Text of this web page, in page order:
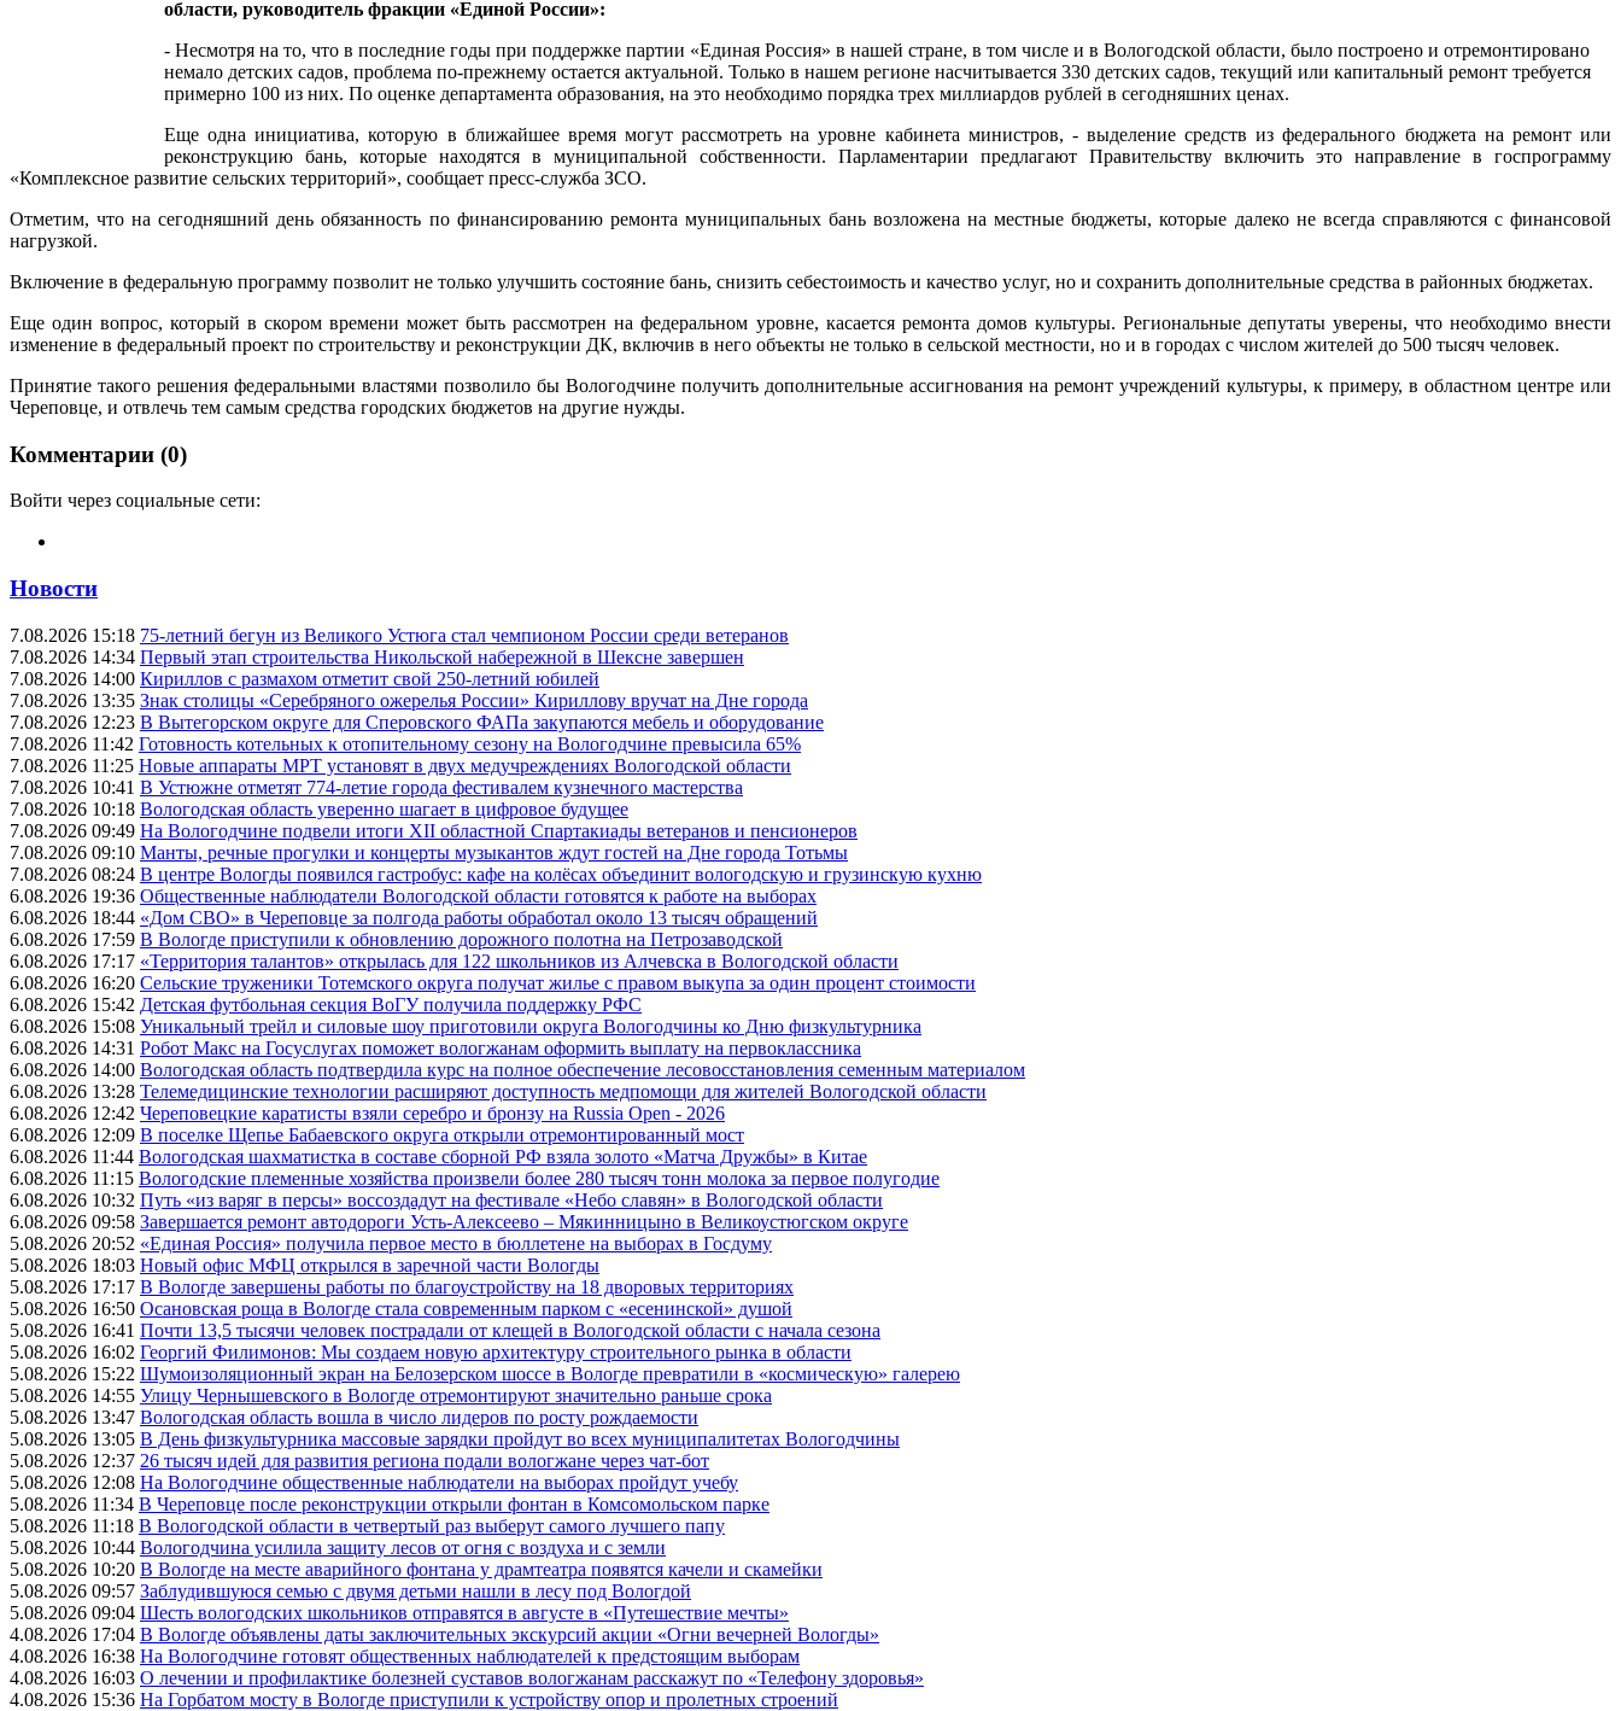
области, руководитель фракции «Единой России»:
- Несмотря на то, что в последние годы при поддержке партии «Единая Россия» в нашей стране, в том числе и в Вологодской области, было построено и отремонтировано
немало детских садов, проблема по-прежнему остается актуальной. Только в нашем регионе насчитывается 330 детских садов, текущий или капитальный ремонт требуется
примерно 100 из них. По оценке департамента образования, на это необходимо порядка трех миллиардов рублей в сегодняшних ценах.
Еще одна инициатива, которую в ближайшее время могут рассмотреть на уровне кабинета министров, - выделение средств из федерального бюджета на ремонт или
реконструкцию бань, которые находятся в муниципальной собственности. Парламентарии предлагают Правительству включить это направление в госпрограмму
«Комплексное развитие сельских территорий», сообщает пресс-служба ЗСО.
Отметим, что на сегодняшний день обязанность по финансированию ремонта муниципальных бань возложена на местные бюджеты, которые далеко не всегда справляются с финансовой
нагрузкой.
Включение в федеральную программу позволит не только улучшить состояние бань, снизить себестоимость и качество услуг, но и сохранить дополнительные средства в районных бюджетах.
Еще один вопрос, который в скором времени может быть рассмотрен на федеральном уровне, касается ремонта домов культуры. Региональные депутаты уверены, что необходимо внести
изменение в федеральный проект по строительству и реконструкции ДК, включив в него объекты не только в сельской местности, но и в городах с числом жителей до 500 тысяч человек.
Принятие такого решения федеральными властями позволило бы Вологодчине получить дополнительные ассигнования на ремонт учреждений культуры, к примеру, в областном центре или
Череповце, и отвлечь тем самым средства городских бюджетов на другие нужды.
Комментарии (0)
Войти через социальные сети:
Новости
7.08.2026 15:18 75-летний бегун из Великого Устюга стал чемпионом России среди ветеранов
7.08.2026 14:34 Первый этап строительства Никольской набережной в Шексне завершен
7.08.2026 14:00 Кириллов с размахом отметит свой 250-летний юбилей
7.08.2026 13:35 Знак столицы «Серебряного ожерелья России» Кириллову вручат на Дне города
7.08.2026 12:23 В Вытегорском округе для Сперовского ФАПа закупаются мебель и оборудование
7.08.2026 11:42 Готовность котельных к отопительному сезону на Вологодчине превысила 65%
7.08.2026 11:25 Новые аппараты МРТ установят в двух медучреждениях Вологодской области
7.08.2026 10:41 В Устюжне отметят 774-летие города фестивалем кузнечного мастерства
7.08.2026 10:18 Вологодская область уверенно шагает в цифровое будущее
7.08.2026 09:49 На Вологодчине подвели итоги XII областной Спартакиады ветеранов и пенсионеров
7.08.2026 09:10 Манты, речные прогулки и концерты музыкантов ждут гостей на Дне города Тотьмы
7.08.2026 08:24 В центре Вологды появился гастробус: кафе на колёсах объединит вологодскую и грузинскую кухню
6.08.2026 19:36 Общественные наблюдатели Вологодской области готовятся к работе на выборах
6.08.2026 18:44 «Дом СВО» в Череповце за полгода работы обработал около 13 тысяч обращений
6.08.2026 17:59 В Вологде приступили к обновлению дорожного полотна на Петрозаводской
6.08.2026 17:17 «Территория талантов» открылась для 122 школьников из Алчевска в Вологодской области
6.08.2026 16:20 Сельские труженики Тотемского округа получат жилье с правом выкупа за один процент стоимости
6.08.2026 15:42 Детская футбольная секция ВоГУ получила поддержку РФС
6.08.2026 15:08 Уникальный трейл и силовые шоу приготовили округа Вологодчины ко Дню физкультурника
6.08.2026 14:31 Робот Макс на Госуслугах поможет вологжанам оформить выплату на первоклассника
6.08.2026 14:00 Вологодская область подтвердила курс на полное обеспечение лесовосстановления семенным материалом
6.08.2026 13:28 Телемедицинские технологии расширяют доступность медпомощи для жителей Вологодской области
6.08.2026 12:42 Череповецкие каратисты взяли серебро и бронзу на Russia Open - 2026
6.08.2026 12:09 В поселке Щепье Бабаевского округа открыли отремонтированный мост
6.08.2026 11:44 Вологодская шахматистка в составе сборной РФ взяла золото «Матча Дружбы» в Китае
6.08.2026 11:15 Вологодские племенные хозяйства произвели более 280 тысяч тонн молока за первое полугодие
6.08.2026 10:32 Путь «из варяг в персы» воссоздадут на фестивале «Небо славян» в Вологодской области
6.08.2026 09:58 Завершается ремонт автодороги Усть-Алексеево – Мякинницыно в Великоустюгском округе
5.08.2026 20:52 «Единая Россия» получила первое место в бюллетене на выборах в Госдуму
5.08.2026 18:03 Новый офис МФЦ открылся в заречной части Вологды
5.08.2026 17:17 В Вологде завершены работы по благоустройству на 18 дворовых территориях
5.08.2026 16:50 Осановская роща в Вологде стала современным парком с «есенинской» душой
5.08.2026 16:41 Почти 13,5 тысячи человек пострадали от клещей в Вологодской области с начала сезона
5.08.2026 16:02 Георгий Филимонов: Мы создаем новую архитектуру строительного рынка в области
5.08.2026 15:22 Шумоизоляционный экран на Белозерском шоссе в Вологде превратили в «космическую» галерею
5.08.2026 14:55 Улицу Чернышевского в Вологде отремонтируют значительно раньше срока
5.08.2026 13:47 Вологодская область вошла в число лидеров по росту рождаемости
5.08.2026 13:05 В День физкультурника массовые зарядки пройдут во всех муниципалитетах Вологодчины
5.08.2026 12:37 26 тысяч идей для развития региона подали вологжане через чат-бот
5.08.2026 12:08 На Вологодчине общественные наблюдатели на выборах пройдут учебу
5.08.2026 11:34 В Череповце после реконструкции открыли фонтан в Комсомольском парке
5.08.2026 11:18 В Вологодской области в четвертый раз выберут самого лучшего папу
5.08.2026 10:44 Вологодчина усилила защиту лесов от огня с воздуха и с земли
5.08.2026 10:20 В Вологде на месте аварийного фонтана у драмтеатра появятся качели и скамейки
5.08.2026 09:57 Заблудившуюся семью с двумя детьми нашли в лесу под Вологдой
5.08.2026 09:04 Шесть вологодских школьников отправятся в августе в «Путешествие мечты»
4.08.2026 17:04 В Вологде объявлены даты заключительных экскурсий акции «Огни вечерней Вологды»
4.08.2026 16:38 На Вологодчине готовят общественных наблюдателей к предстоящим выборам
4.08.2026 16:03 О лечении и профилактике болезней суставов вологжанам расскажут по «Телефону здоровья»
4.08.2026 15:36 На Горбатом мосту в Вологде приступили к устройству опор и пролетных строений